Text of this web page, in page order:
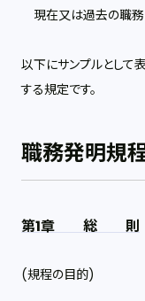
現在又は過去の職務
以下にサンプルとして
する規定です。
職務発明規
第1章 総 則
(規程の目的)